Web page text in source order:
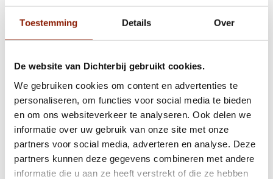
Toestemming Details Over
De website van Dichterbij gebruikt cookies.
We gebruiken cookies om content en advertenties te
personaliseren, om functies voor social media te bieden
en om ons websiteverkeer te analyseren. Ook delen we
informatie over uw gebruik van onze site met onze
partners voor social media, adverteren en analyse. Deze
partners kunnen deze gegevens combineren met andere
informatie die u aan ze heeft verstrekt of die ze hebben
Koolenkampenstraat
Als jij goede ondersteuning krijgt, kun je meer zelf doen. Zullen
5461CC Veghel
Bekijk de locatie